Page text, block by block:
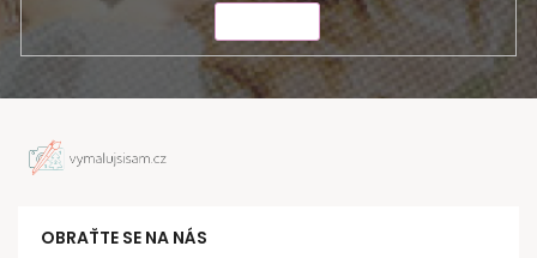
OBRAŤTE SE NA NÁS